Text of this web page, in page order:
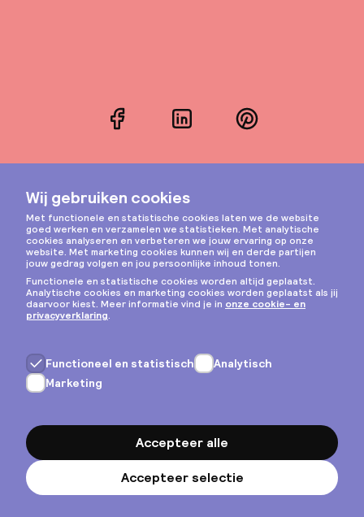
FacebookLinkedInPinterest
Instagram
Privacy & cookies
Algemene voorwaarden